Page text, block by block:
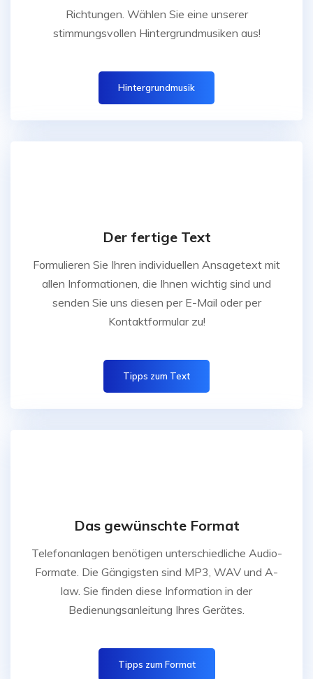
Richtungen. Wählen Sie eine unserer
stimmungsvollen Hintergrundmusiken aus!
Hintergrundmusik
Der fertige Text
Formulieren Sie Ihren individuellen Ansagetext mit
allen Informationen, die Ihnen wichtig sind und
senden Sie uns diesen per E-Mail oder per
Kontaktformular zu!
Tipps zum Text
Das gewünschte Format
Telefonanlagen benötigen unterschiedliche Audio-
Formate. Die Gängigsten sind MP3, WAV und A-
law. Sie finden diese Information in der
Bedienungsanleitung Ihres Gerätes.
Tipps zum Format